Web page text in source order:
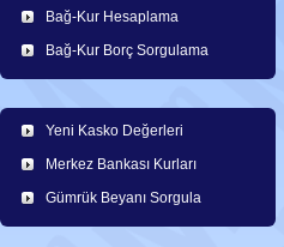
Bağ-Kur Hesaplama
Bağ-Kur Borç Sorgulama
Yeni Kasko Değerleri
Merkez Bankası Kurları
Gümrük Beyanı Sorgula